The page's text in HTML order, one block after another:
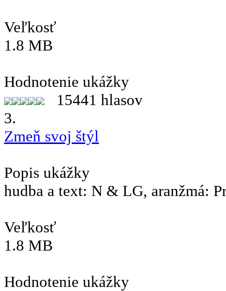
Veľkosť
1.8 MB
Hodnotenie ukážky
15441 hlasov
3.
Zmeň svoj štýl
Popis ukážky
hudba a text: N & LG, aranžmá:
Veľkosť
1.8 MB
Hodnotenie ukážky